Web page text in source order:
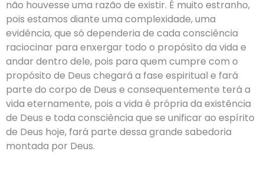
não houvesse uma razão de existir. É muito estranho,
pois estamos diante uma complexidade, uma
evidência, que só dependeria de cada consciência
raciocinar para enxergar todo o propósito da vida e
andar dentro dele, pois para quem cumpre com o
propósito de Deus chegará a fase espiritual e fará
parte do corpo de Deus e consequentemente terá a
vida eternamente, pois a vida é própria da existência
de Deus e toda consciência que se unificar ao espírito
de Deus hoje, fará parte dessa grande sabedoria
montada por Deus.